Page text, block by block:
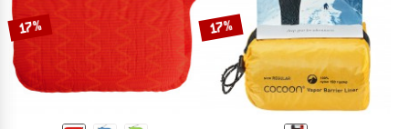
17% 17%